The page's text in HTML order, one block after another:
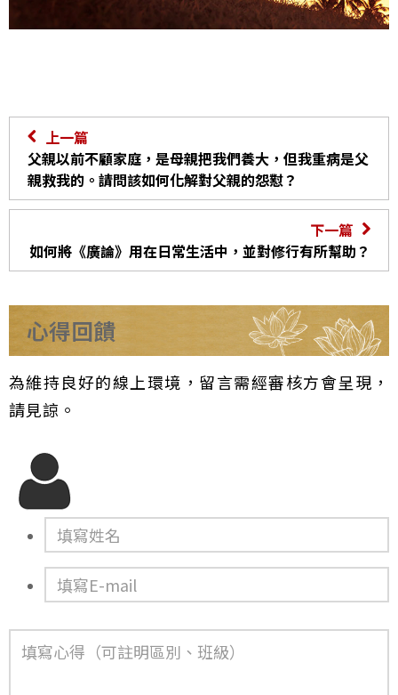
上一篇
父親以前不顧家庭，是母親把我們養大，但我重病是父
親救我的。請問該如何化解對父親的怨懟？
下一篇
如何將《廣論》用在日常生活中，並對修行有所幫助？
心得回饋
為維持良好的線上環境，留言需經審核方會呈現，
請見諒。